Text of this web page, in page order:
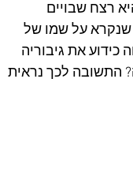
היא רצח שבויים
שנקרא על שמו של
את גיבוריה
התשובה לכך נראית